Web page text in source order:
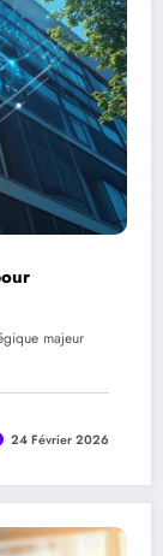
majeur
24 Février 2026